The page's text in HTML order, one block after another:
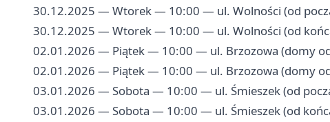
30.12.2025 — Wtorek — 10:00 — ul. Wolności (od
30.12.2025 — Wtorek — 10:00 — ul. Wolności (od
02.01.2026 — Piątek — 10:00 — ul. Brzozowa (domy
02.01.2026 — Piątek — 10:00 — ul. Brzozowa (domy
03.01.2026 — Sobota — 10:00 — ul. Śmieszek (od
03.01.2026 — Sobota — 10:00 — ul. Śmieszek (od